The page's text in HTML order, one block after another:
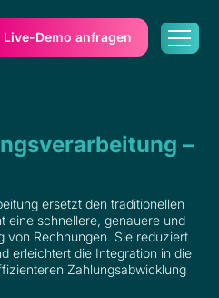
Live-Demo anfragen
–
ersetzt den traditionellen
eine schnellere, genauere und
von Rechnungen. Sie reduziert
erleichtert die Integration in die
Zahlungsabwicklung